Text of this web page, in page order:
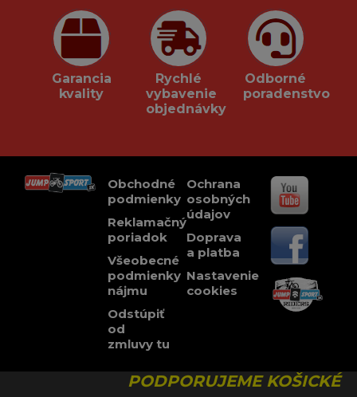
Garancia
kvality
Rychlé
vybavenie
objednávky
Odborné
poradenstvo
Obchodné
podmienky
Reklamačný
poriadok
Všeobecné
podmienky
nájmu
Odstúpiť
od
zmluvy tu
Ochrana
osobných
údajov
Doprava
a platba
Nastavenie
cookies
PODPORUJEME KOŠICKÉ